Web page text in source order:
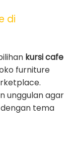
di
kursi cafe
furniture
unggulan agar
tema